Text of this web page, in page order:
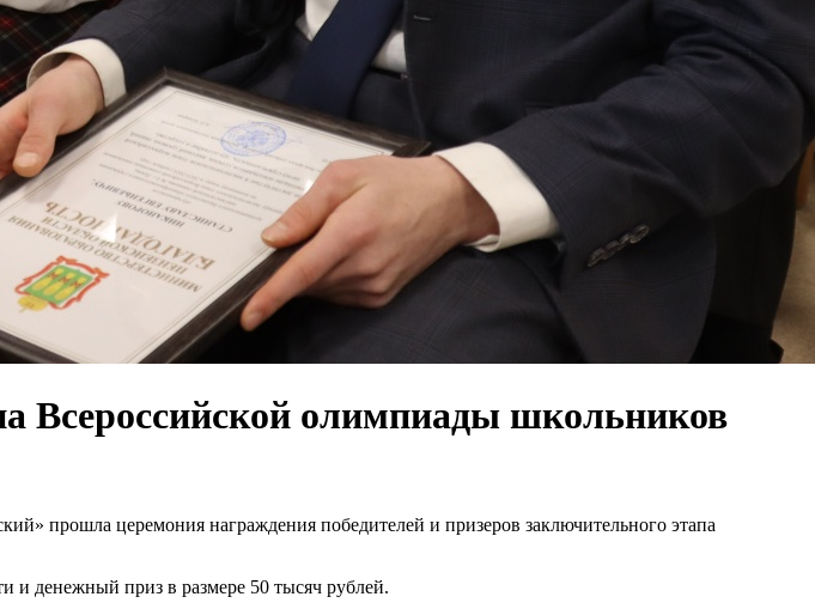
Всероссийской олимпиады школьников
прошла церемония награждения победителей и призеров заключительного этапа
и денежный приз в размере 50 тысяч рублей.